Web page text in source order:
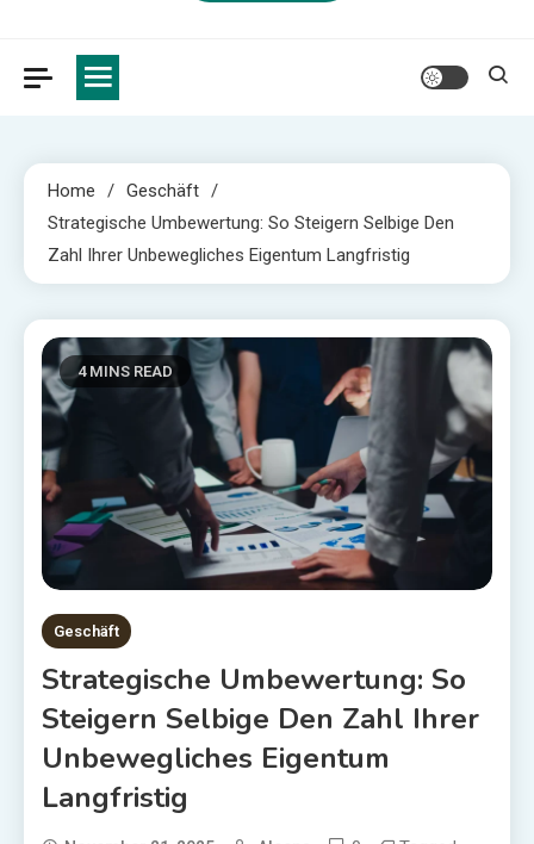
Home
Geschäft
Strategische Umbewertung: So Steigern Selbige Den
Zahl Ihrer Unbewegliches Eigentum Langfristig
4 MINS READ
Geschäft
Strategische Umbewertung: So
Steigern Selbige Den Zahl Ihrer
Unbewegliches Eigentum
Langfristig